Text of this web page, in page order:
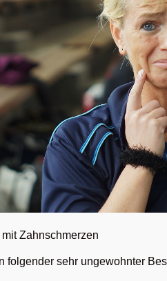
Zahnschmerzen
folgender sehr ungewohnter